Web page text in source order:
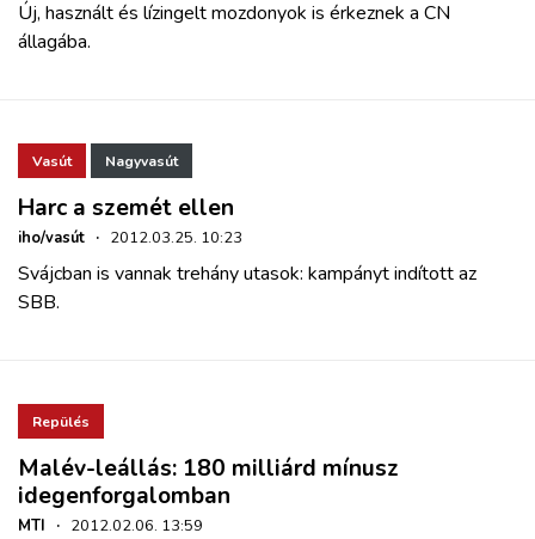
Új, használt és lízingelt mozdonyok is érkeznek a CN
állagába.
Vasút Nagyvasút
Harc a szemét ellen
iho/vasút · 2012.03.25. 10:23
Svájcban is vannak trehány utasok: kampányt indított az
SBB.
Repülés
Malév-leállás: 180 milliárd mínusz
idegenforgalomban
MTI · 2012.02.06. 13:59